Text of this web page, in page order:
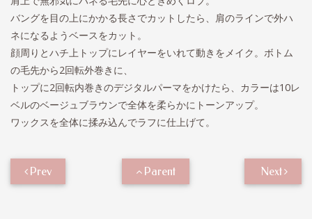
バングを目の上にかかる長さでカットしたら、肩のラインで外ハ
ネになるようベースをカット。
顔周りとハチ上トップにレイヤーをいれて動きをメイク。ボトム
の毛先から2回転外巻きに、
トップに2回転内巻きのデジタルパーマをかけたら、カラーは10レ
ベルのベージュブラウンで全体を柔らかにトーンアップ。
ワックスを全体に揉み込んでラフに仕上げて。
Prev Parent Next